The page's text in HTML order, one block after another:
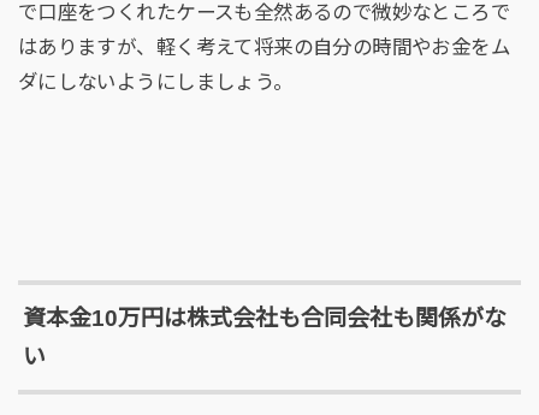
で口座をつくれたケースも全然あるので微妙なところで
はありますが、軽く考えて将来の自分の時間やお金をム
ダにしないようにしましょう。
資本金10万円は株式会社も合同会社も関係がな
い